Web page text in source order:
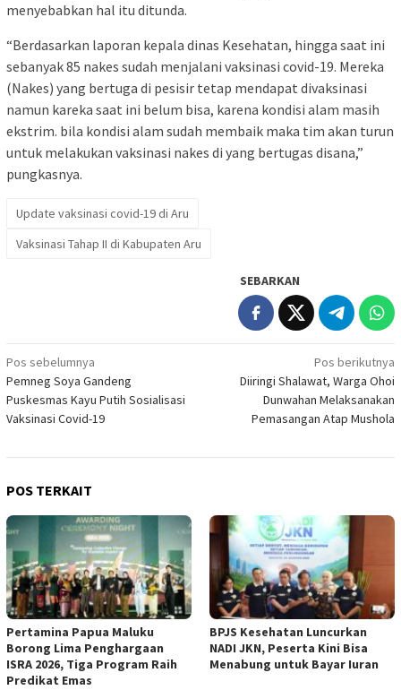
menyebabkan hal itu ditunda.
“Berdasarkan laporan kepala dinas Kesehatan, hingga saat ini
sebanyak 85 nakes sudah menjalani vaksinasi covid-19. Mereka
(Nakes) yang bertuga di pesisir tetap mendapat divaksinasi
namun kareka saat ini belum bisa, karena kondisi alam masih
ekstrim. bila kondisi alam sudah membaik maka tim akan turun
untuk melakukan vaksinasi nakes di yang bertugas disana,”
pungkasnya.
Update vaksinasi covid-19 di Aru
Vaksinasi Tahap II di Kabupaten Aru
SEBARKAN
Navigasi
pos
Pos sebelumnya
Pemneg Soya Gandeng
Puskesmas Kayu Putih Sosialisasi
Vaksinasi Covid-19
Pos berikutnya
Diiringi Shalawat, Warga Ohoi
Dunwahan Melaksanakan
Pemasangan Atap Mushola
POS TERKAIT
Pertamina Papua Maluku
Borong Lima Penghargaan
ISRA 2026, Tiga Program Raih
Predikat Emas
BPJS Kesehatan Luncurkan
NADI JKN, Peserta Kini Bisa
Menabung untuk Bayar Iuran